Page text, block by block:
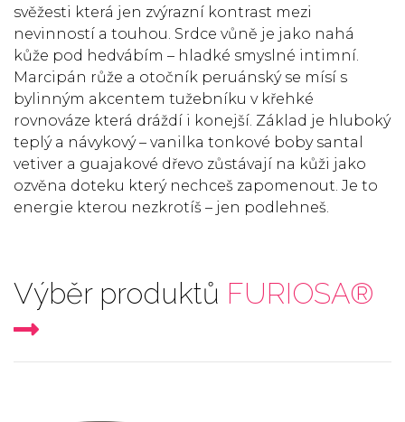
svěžesti která jen zvýrazní kontrast mezi
nevinností a touhou. Srdce vůně je jako nahá
kůže pod hedvábím – hladké smyslné intimní.
Marcipán růže a otočník peruánský se mísí s
bylinným akcentem tužebníku v křehké
rovnováze která dráždí i konejší. Základ je hluboký
teplý a návykový – vanilka tonkové boby santal
vetiver a guajakové dřevo zůstávají na kůži jako
ozvěna doteku který nechceš zapomenout. Je to
energie kterou nezkrotíš – jen podlehneš.
Výběr produktů FURIOSA®